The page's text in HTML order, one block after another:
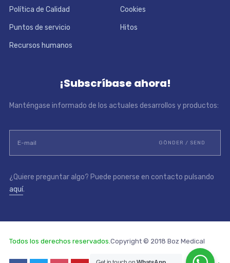
Política de Calidad Cookies
Puntos de servicio Hitos
Recursos humanos
¡Subscríbase ahora!
Manténgase informado de los actuales desarrollos y productos:
¿Quiere preguntar algo? Puede ponerse en contacto pulsando
aquí.
Todos los derechos reservados.Copyright © 2018 Boz Medical